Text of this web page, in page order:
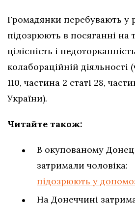
Громадянки перебувають у
підозрюють в посяганні на
цілісність і
колабораційній діяльності
110, частина 2 статі 28,
України).
Читайте також:
В окупованому
затримали чоловіка:
підозрюють у
На Донеччині